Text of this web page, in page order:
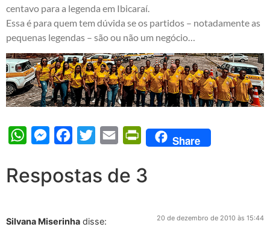
centavo para a legenda em Ibicaraí.
Essa é para quem tem dúvida se os partidos – notadamente as
pequenas legendas – são ou não um negócio…
WhatsAppMessengerFacebook
Twitter Email PrintFriendly
Share
Respostas de 3
Silvana Miserinha disse: 20 de dezembro de 2010 às 15:44